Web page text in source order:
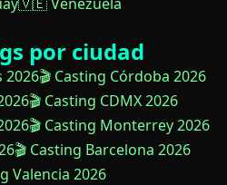
por ciudad
2026🎬 Casting Córdoba 2026
🎬 Casting CDMX 2026
🎬 Casting Monterrey 2026
🎬 Casting Barcelona 2026
Valencia 2026